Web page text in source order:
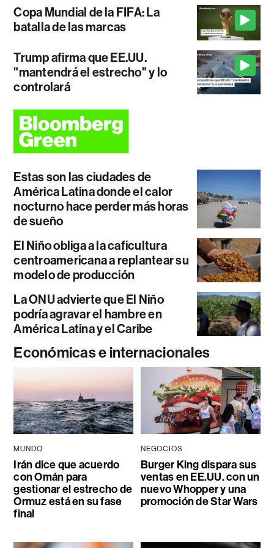
Copa Mundial de la FIFA: La
batalla de las marcas
Trump afirma que EE.UU.
"mantendrá el estrecho" y lo
controlará
Estas son las ciudades de
América Latina donde el calor
nocturno hace perder más horas
de sueño
El Niño obliga a la caficultura
centroamericana a replantear su
modelo de producción
La ONU advierte que El Niño
podría agravar el hambre en
América Latina y el Caribe
Económicas e internacionales
MUNDO
Irán dice que acuerdo
con Omán para
gestionar el estrecho de
Ormuz está en su fase
final
NEGOCIOS
Burger King dispara sus
ventas en EE.UU. con un
nuevo Whopper y una
promoción de Star Wars